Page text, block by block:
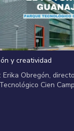
y creatividad
Erika Obregón,
Cien